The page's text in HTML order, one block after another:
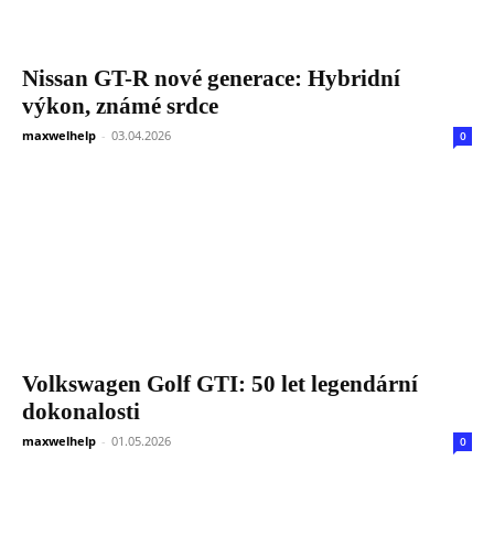
Nissan GT-R nové generace: Hybridní
výkon, známé srdce
maxwelhelp - 03.04.2026 0
Volkswagen Golf GTI: 50 let legendární
dokonalosti
maxwelhelp - 01.05.2026 0